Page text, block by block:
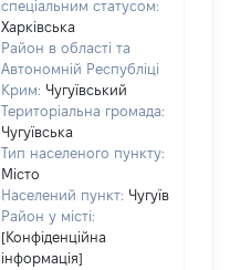
спеціальним статусом:
Харківська
Район в області та
Автономній Республіці
Крим: Чугуївський
Територіальна громада:
Чугуївська
Тип населеного пункту:
Місто
Населений пункт: Чугуїв
Район у місті:
[Конфіденційна
інформація]